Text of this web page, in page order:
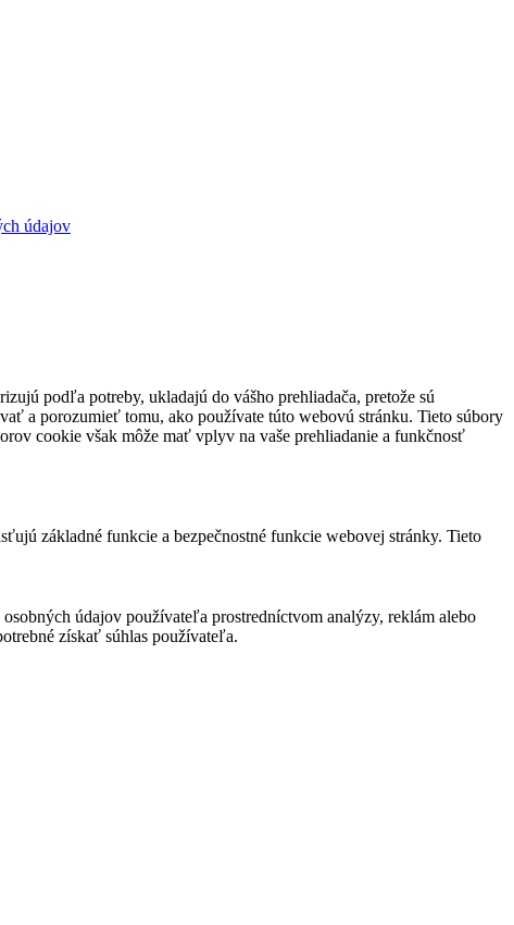
údajov
podľa potreby, ukladajú do vášho prehliadača, pretože sú
a porozumieť tomu, ako používate túto webovú stránku. Tieto súbory
cookie však môže mať vplyv na vaše prehliadanie a funkčnosť
základné funkcie a bezpečnostné funkcie webovej stránky. Tieto
údajov používateľa prostredníctvom analýzy, reklám alebo
získať súhlas používateľa.